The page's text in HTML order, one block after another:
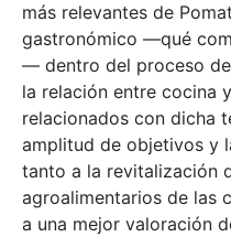
más relevantes de
gastronómico —qué
— dentro del proceso
la relación entre cocina
relacionados con dicha
amplitud de objetivos y
tanto a la revitalización
agroalimentarios de las
a una mejor valoración